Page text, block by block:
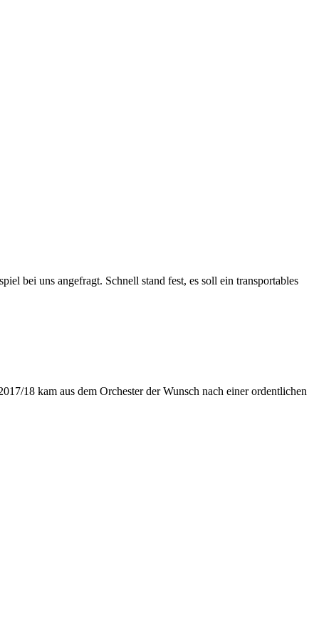
bei uns angefragt. Schnell stand fest, es soll ein transportables
18 kam aus dem Orchester der Wunsch nach einer ordentlichen